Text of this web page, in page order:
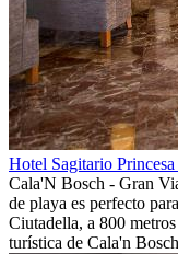
Hotel Sagitario
Cala'N Bosch - Gran
de playa es perfecto
Ciutadella, a 800
turística de Cala'n